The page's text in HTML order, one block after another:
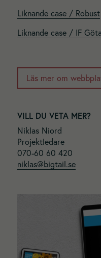
Liknande case / Robust
Liknande case / IF
Läs mer om
VILL DU VETA MER?
Niklas Niord
Projektledare
070-60 60 420
niklas@bigtail.se